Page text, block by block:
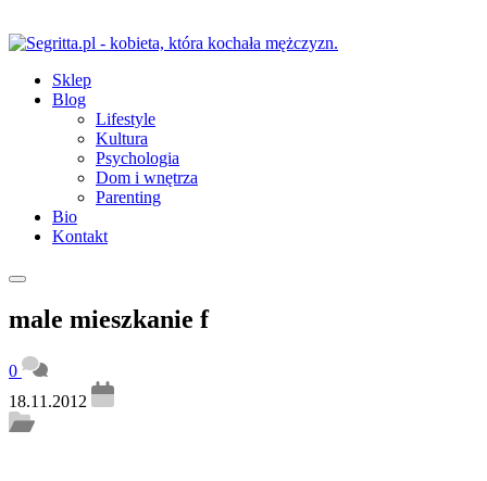
Sklep
Blog
Lifestyle
Kultura
Psychologia
Dom i wnętrza
Parenting
Bio
Kontakt
male mieszkanie f
0
18.11.2012